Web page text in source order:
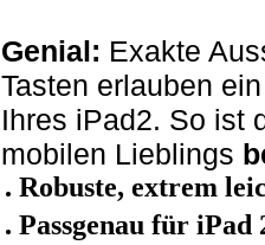
Genial: Exakte
Tasten erlauben
Ihres iPad2. So ist
mobilen Lieblings
Robuste, extrem
Passgenau für iPad